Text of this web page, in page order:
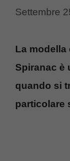
Settembre
La modella
Spiranac è
quando si
particolare